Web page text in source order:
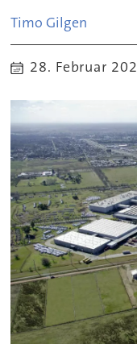
Timo Gilgen
28. Februar